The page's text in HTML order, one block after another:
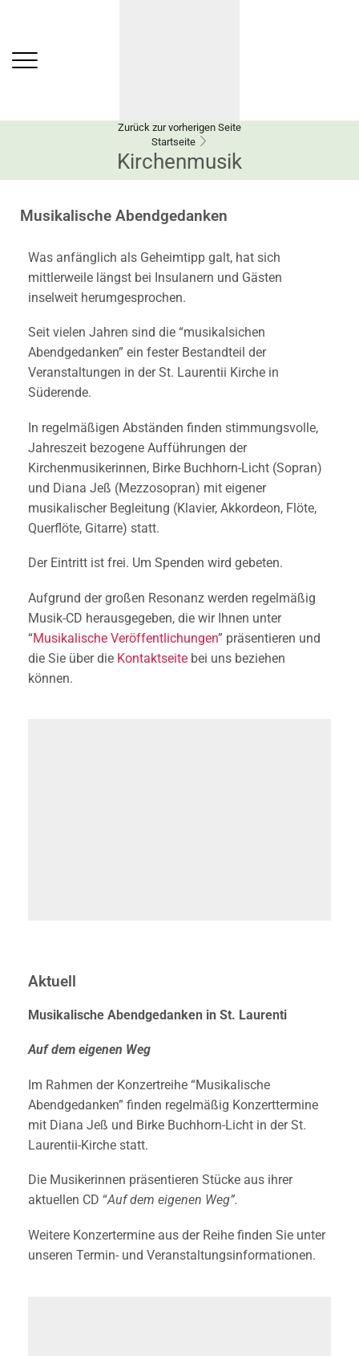
Zurück zur vorherigen Seite
Startseite
Kirchenmusik
Musikalische Abendgedanken
Was anfänglich als Geheimtipp galt, hat sich
mittlerweile längst bei Insulanern und Gästen
inselweit herumgesprochen.
Seit vielen Jahren sind die “musikalsichen
Abendgedanken” ein fester Bestandteil der
Veranstaltungen in der St. Laurentii Kirche in
Süderende.
In regelmäßigen Abständen finden stimmungsvolle,
Jahreszeit bezogene Aufführungen der
Kirchenmusikerinnen, Birke Buchhorn-Licht (Sopran)
und Diana Jeß (Mezzosopran) mit eigener
musikalischer Begleitung (Klavier, Akkordeon, Flöte,
Querflöte, Gitarre) statt.
Der Eintritt ist frei. Um Spenden wird gebeten.
Aufgrund der großen Resonanz werden regelmäßig
Musik-CD herausgegeben, die wir Ihnen unter
“Musikalische Veröffentlichungen” präsentieren und
die Sie über die Kontaktseite bei uns beziehen
können.
Aktuell
Musikalische Abendgedanken in St. Laurenti
Auf dem eigenen Weg
Im Rahmen der Konzertreihe “Musikalische
Abendgedanken” finden regelmäßig Konzerttermine
mit Diana Jeß und Birke Buchhorn-Licht in der St.
Laurentii-Kirche statt.
Die Musikerinnen präsentieren Stücke aus ihrer
aktuellen CD “Auf dem eigenen Weg”.
Weitere Konzertermine aus der Reihe finden Sie unter
unseren Termin- und Veranstaltungsinformationen.